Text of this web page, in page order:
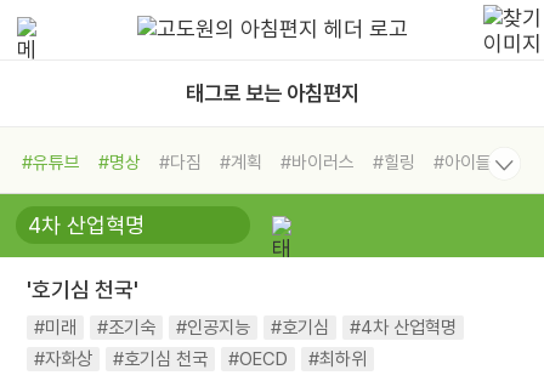
태그로 보는 아침편지
#유튜브 #명상 #다짐 #계획 #바이러스 #힐링
#아이들
#비전캠프
#독서캠프 #삶
#희망
#나눔 #친구 #링컨학교
#독서
#건강
'호기심 천국'
#미래 #조기숙 #인공지능 #호기심
#4차 산업혁명
#자화상
#호기심 천국 #OECD #최하위